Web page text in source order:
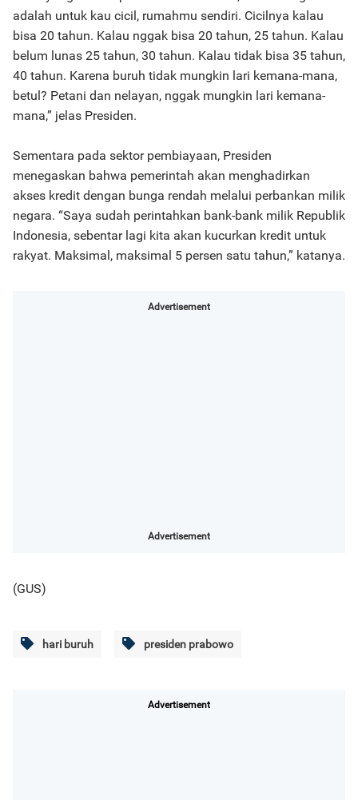
adalah untuk kau cicil, rumahmu sendiri. Cicilnya kalau
bisa 20 tahun. Kalau nggak bisa 20 tahun, 25 tahun. Kalau
belum lunas 25 tahun, 30 tahun. Kalau tidak bisa 35 tahun,
40 tahun. Karena buruh tidak mungkin lari kemana-mana,
betul? Petani dan nelayan, nggak mungkin lari kemana-
mana,” jelas Presiden.
Sementara pada sektor pembiayaan, Presiden
menegaskan bahwa pemerintah akan menghadirkan
akses kredit dengan bunga rendah melalui perbankan milik
negara. “Saya sudah perintahkan bank-bank milik Republik
Indonesia, sebentar lagi kita akan kucurkan kredit untuk
rakyat. Maksimal, maksimal 5 persen satu tahun,” katanya.
Advertisement
Advertisement
(GUS)
hari buruh presiden prabowo
Advertisement